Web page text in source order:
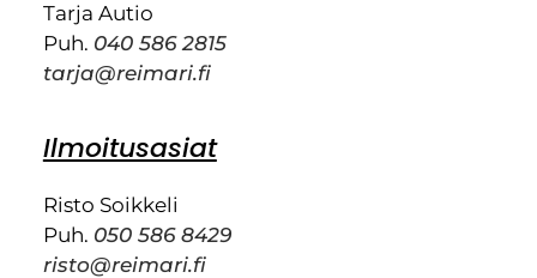
Tarja Autio
Puh. 040 586 2815
tarja@reimari.fi
Ilmoitusasiat
Risto Soikkeli
Puh. 050 586 8429
risto@reimari.fi